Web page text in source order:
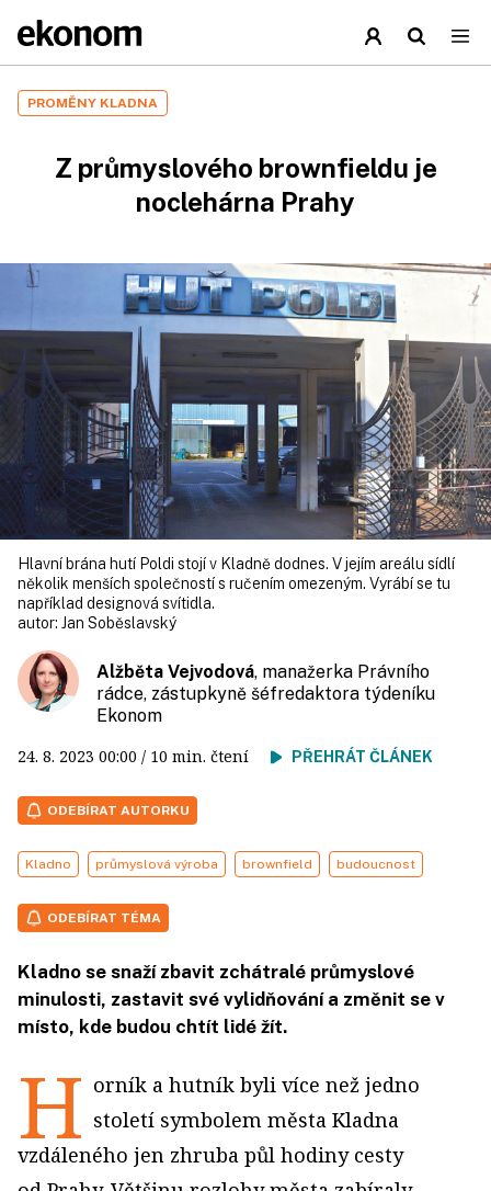
PROMĚNY KLADNA
Z průmyslového brownfieldu je
noclehárna Prahy
Hlavní brána hutí Poldi stojí v Kladně dodnes. V jejím areálu sídlí
několik menších společností s ručením omezeným. Vyrábí se tu
například designová svítidla.
autor: Jan Soběslavský
Alžběta Vejvodová, manažerka Právního
rádce, zástupkyně šéfredaktora týdeníku
Ekonom
24. 8. 2023 00:00 / 10 min. čtení PŘEHRÁT ČLÁNEK
ODEBÍRAT AUTORKU
Kladno průmyslová výroba brownfield budoucnost
ODEBÍRAT TÉMA
Kladno se snaží zbavit zchátralé průmyslové
minulosti, zastavit své vylidňování a změnit se v
místo, kde budou chtít lidé žít.
H orník a hutník byli více než jedno
století symbolem města Kladna
vzdáleného jen zhruba půl hodiny cesty